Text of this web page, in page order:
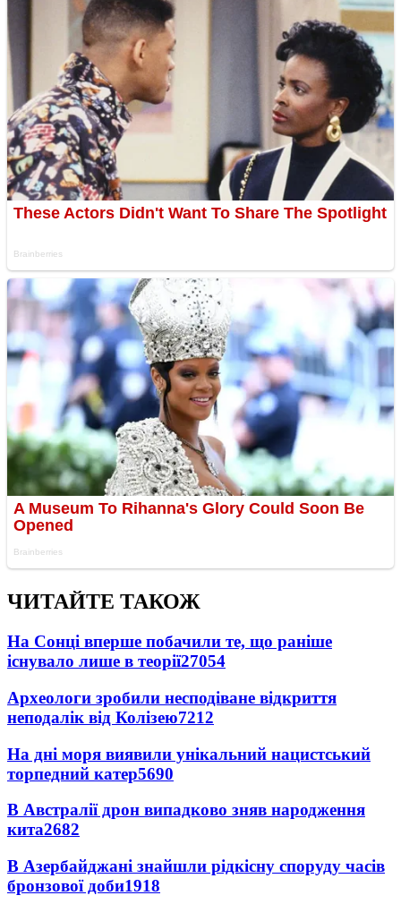
ЧИТАЙТЕ ТАКОЖ
На Сонці вперше побачили те, що раніше
існувало лише в теорії27054
Археологи зробили несподіване відкриття
неподалік від Колізею7212
На дні моря виявили унікальний нацистський
торпедний катер5690
В Австралії дрон випадково зняв народження
кита2682
В Азербайджані знайшли рідкісну споруду часів
бронзової доби1918